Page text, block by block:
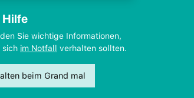
Hilfe
Sie wichtige Informationen,
sich im Notfall verhalten sollten.
beim Grand mal